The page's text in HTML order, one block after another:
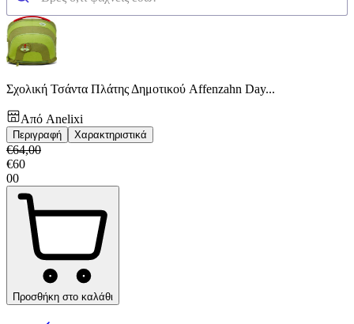
Σχολική Τσάντα Πλάτης Δημοτικού Affenzahn Day...
Από Anelixi
Περιγραφή Χαρακτηριστικά
€64,00
€60
00
Προσθήκη στο καλάθι